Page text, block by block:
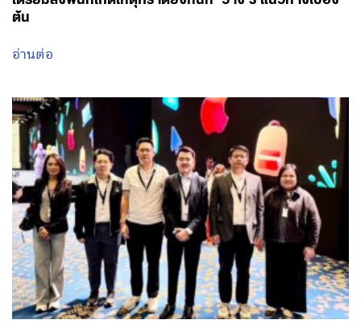
อ่านต่อ
August 6, 2026 - 18:20 โดย พรรคเพื่อไทย